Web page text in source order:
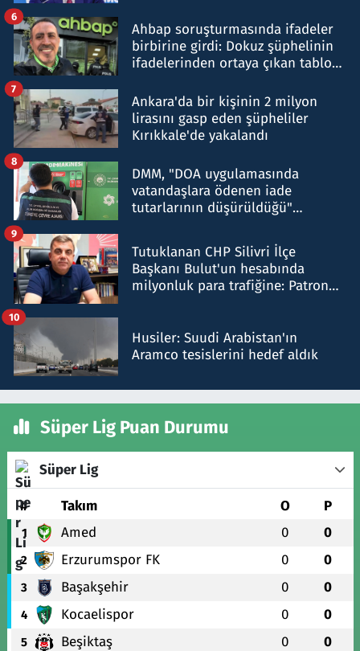
Ahbap soruşturmasında ifadeler
birbirine girdi: Dokuz şüphelinin
ifadelerinden ortaya çıkan tablo
6
Ankara'da bir kişinin 2 milyon
lirasını gasp eden şüpheliler
Kırıkkale'de yakalandı
7
DMM, "DOA uygulamasında
vatandaşlara ödenen iade
tutarlarının düşürüldüğü"
8
Tutuklanan CHP Silivri İlçe
Başkanı Bulut'un hesabında
milyonluk para trafiğine: Patron
9
Husiler: Suudi Arabistan'ın
Aramco tesislerini hedef aldık
10
Süper Lig Puan Durumu
Süper Lig
# Takım O P
1 Amed 0 0
2 Erzurumspor FK 0 0
3 Başakşehir 0 0
4 Kocaelispor 0 0
5 Beşiktaş 0 0